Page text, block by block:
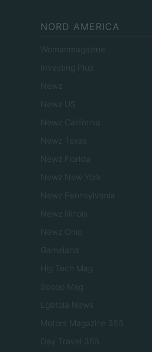
NORD AMERICA
Womanmagazine
Investing Plus
Newz
Newz US
Newz California
Newz Texas
Newz Florida
Newz New York
Newz Pennsylvania
Newz Illinois
Newz Ohio
Gameland
Hig Tech Mag
Scoop Mag
Lgbtqia News
Motors Magazine 365
Day Travel 365